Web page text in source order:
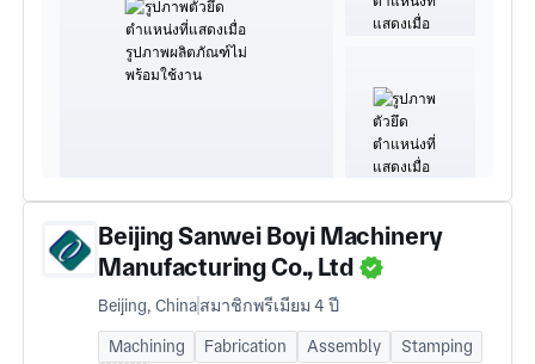
Beijing Sanwei Boyi Machinery
Manufacturing Co., Ltd
Beijing, Chinaสมาชิกพรีเมียม 4 ปี
Machining Fabrication Assembly
Stamping